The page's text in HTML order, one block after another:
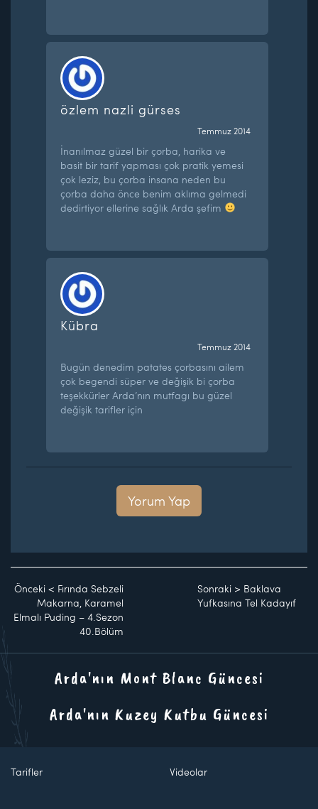
özlem nazli gürses
Temmuz 2014
İnanılmaz güzel bir çorba, harika ve
basit bir tarif yapması çok pratik yemesi
çok leziz, bu çorba insana neden bu
çorba daha önce benim aklıma gelmedi
dedirtiyor ellerine sağlık Arda şefim
Kübra
Temmuz 2014
Bugün denedim patates çorbasını ailem
çok begendi süper ve değişik bi çorba
teşekkürler Arda’nın mutfagı bu güzel
değişik tarifler için
Yorum Yap
Önceki < Fırında Sebzeli
Makarna, Karamel
Elmalı Puding – 4.Sezon
40.Bölüm
Sonraki > Baklava
Yufkasına Tel Kadayıf
Arda'nın Mont Blanc Güncesi
Arda'nın Kuzey Kutbu Güncesi
Tarifler Videolar